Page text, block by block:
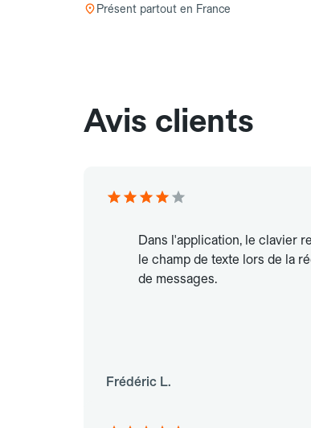
Présent partout en France
Avis clients
Dans l'application, le clavier
le champ de texte lors de la
de messages.
Frédéric L.